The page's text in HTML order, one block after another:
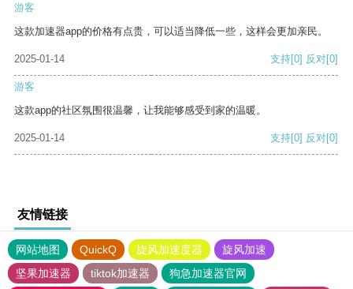
游客
这款加速器app的价格有点贵，可以适当降低一些，这样会更加亲民。
2025-01-14 支持[0] 反对[0]
游客
这款app的社区氛围很温馨，让我能够感受到家的温暖。
2025-01-14 支持[0] 反对[0]
友情链接
网站地图 QuickQ 旋风加速度器
旋风加速
坚果加速器
tiktok加速器
狗急加速器官网